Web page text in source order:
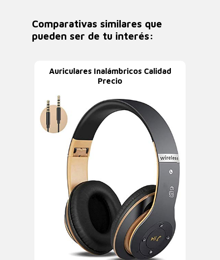
Comparativas similares que
pueden ser de tu interés:
Auriculares Inalámbricos Calidad
Precio